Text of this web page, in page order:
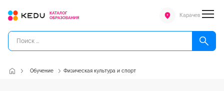
Карачев
Обучение Физическая культура и спорт